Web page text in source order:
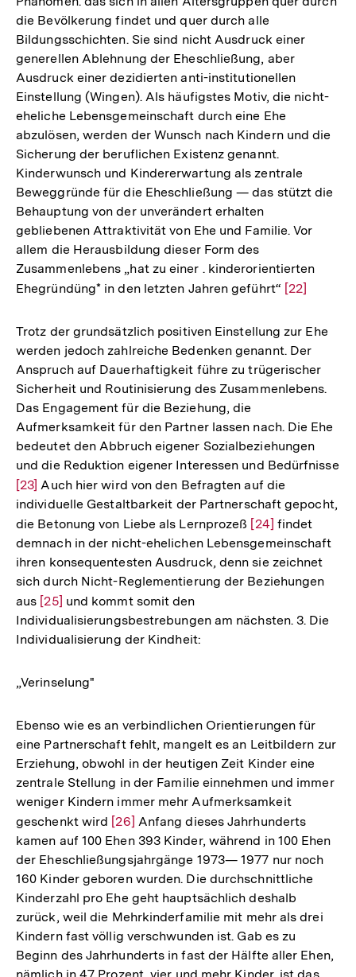
die Bevölkerung findet und quer durch alle
Bildungsschichten. Sie sind nicht Ausdruck einer
generellen Ablehnung der Eheschließung, aber
Ausdruck einer dezidierten anti-institutionellen
Einstellung (Wingen). Als häufigstes Motiv, die nicht-
eheliche Lebensgemeinschaft durch eine Ehe
abzulösen, werden der Wunsch nach Kindern und die
Sicherung der beruflichen Existenz genannt.
Kinderwunsch und Kindererwartung als zentrale
Beweggründe für die Eheschließung — das stützt die
Behauptung von der unverändert erhalten
gebliebenen Attraktivität von Ehe und Familie. Vor
allem die Herausbildung dieser Form des
Zusammenlebens „hat zu einer . kinderorientierten
Ehegründüng* in den letzten Jahren geführt“ Zur
der
Fußnote
[22]
Trotz der grundsätzlich positiven Einstellung zur Ehe
werden jedoch zahlreiche Bedenken genannt. Der
Anspruch auf Dauerhaftigkeit führe zu trügerischer
Sicherheit und Routinisierung des Zusammenlebens.
Das Engagement für die Beziehung, die
Aufmerksamkeit für den Partner lassen nach. Die Ehe
bedeutet den Abbruch eigener Sozialbeziehungen
und die Reduktion eigener Interessen und Bedürfnisse
Zur
Auflösung
der
Fußnote
[23] Auch hier wird von den Befragten auf die
individuelle Gestaltbarkeit der Partnerschaft gepocht,
die Betonung von Liebe als Lernprozeß Zur
Auflösung
der
Fußnote
[24] findet
demnach in der nicht-ehelichen Lebensgemeinschaft
ihren konsequentesten Ausdruck, denn sie zeichnet
sich durch Nicht-Reglementierung der Beziehungen
aus Zur
Auflösung
der
[25] und kommt somit den
Individualisierungsbestrebungen am nächsten. 3. Die
Individualisierung der Kindheit:
„Verinselung"
Ebenso wie es an verbindlichen Orientierungen für
eine Partnerschaft fehlt, mangelt es an Leitbildern zur
Erziehung, obwohl in der heutigen Zeit Kinder eine
zentrale Stellung in der Familie einnehmen und immer
weniger Kindern immer mehr Aufmerksamkeit
geschenkt wird Zur
Auflösung
der
Fußnote
[26] Anfang dieses Jahrhunderts
kamen auf 100 Ehen 393 Kinder, während in 100 Ehen
der Eheschließungsjahrgänge 1973— 1977 nur noch
160 Kinder geboren wurden. Die durchschnittliche
Kinderzahl pro Ehe geht hauptsächlich deshalb
zurück, weil die Mehrkinderfamilie mit mehr als drei
Kindern fast völlig verschwunden ist. Gab es zu
Beginn des Jahrhunderts in fast der Hälfte aller Ehen,
nämlich in 47 Prozent, vier und mehr Kinder, ist das